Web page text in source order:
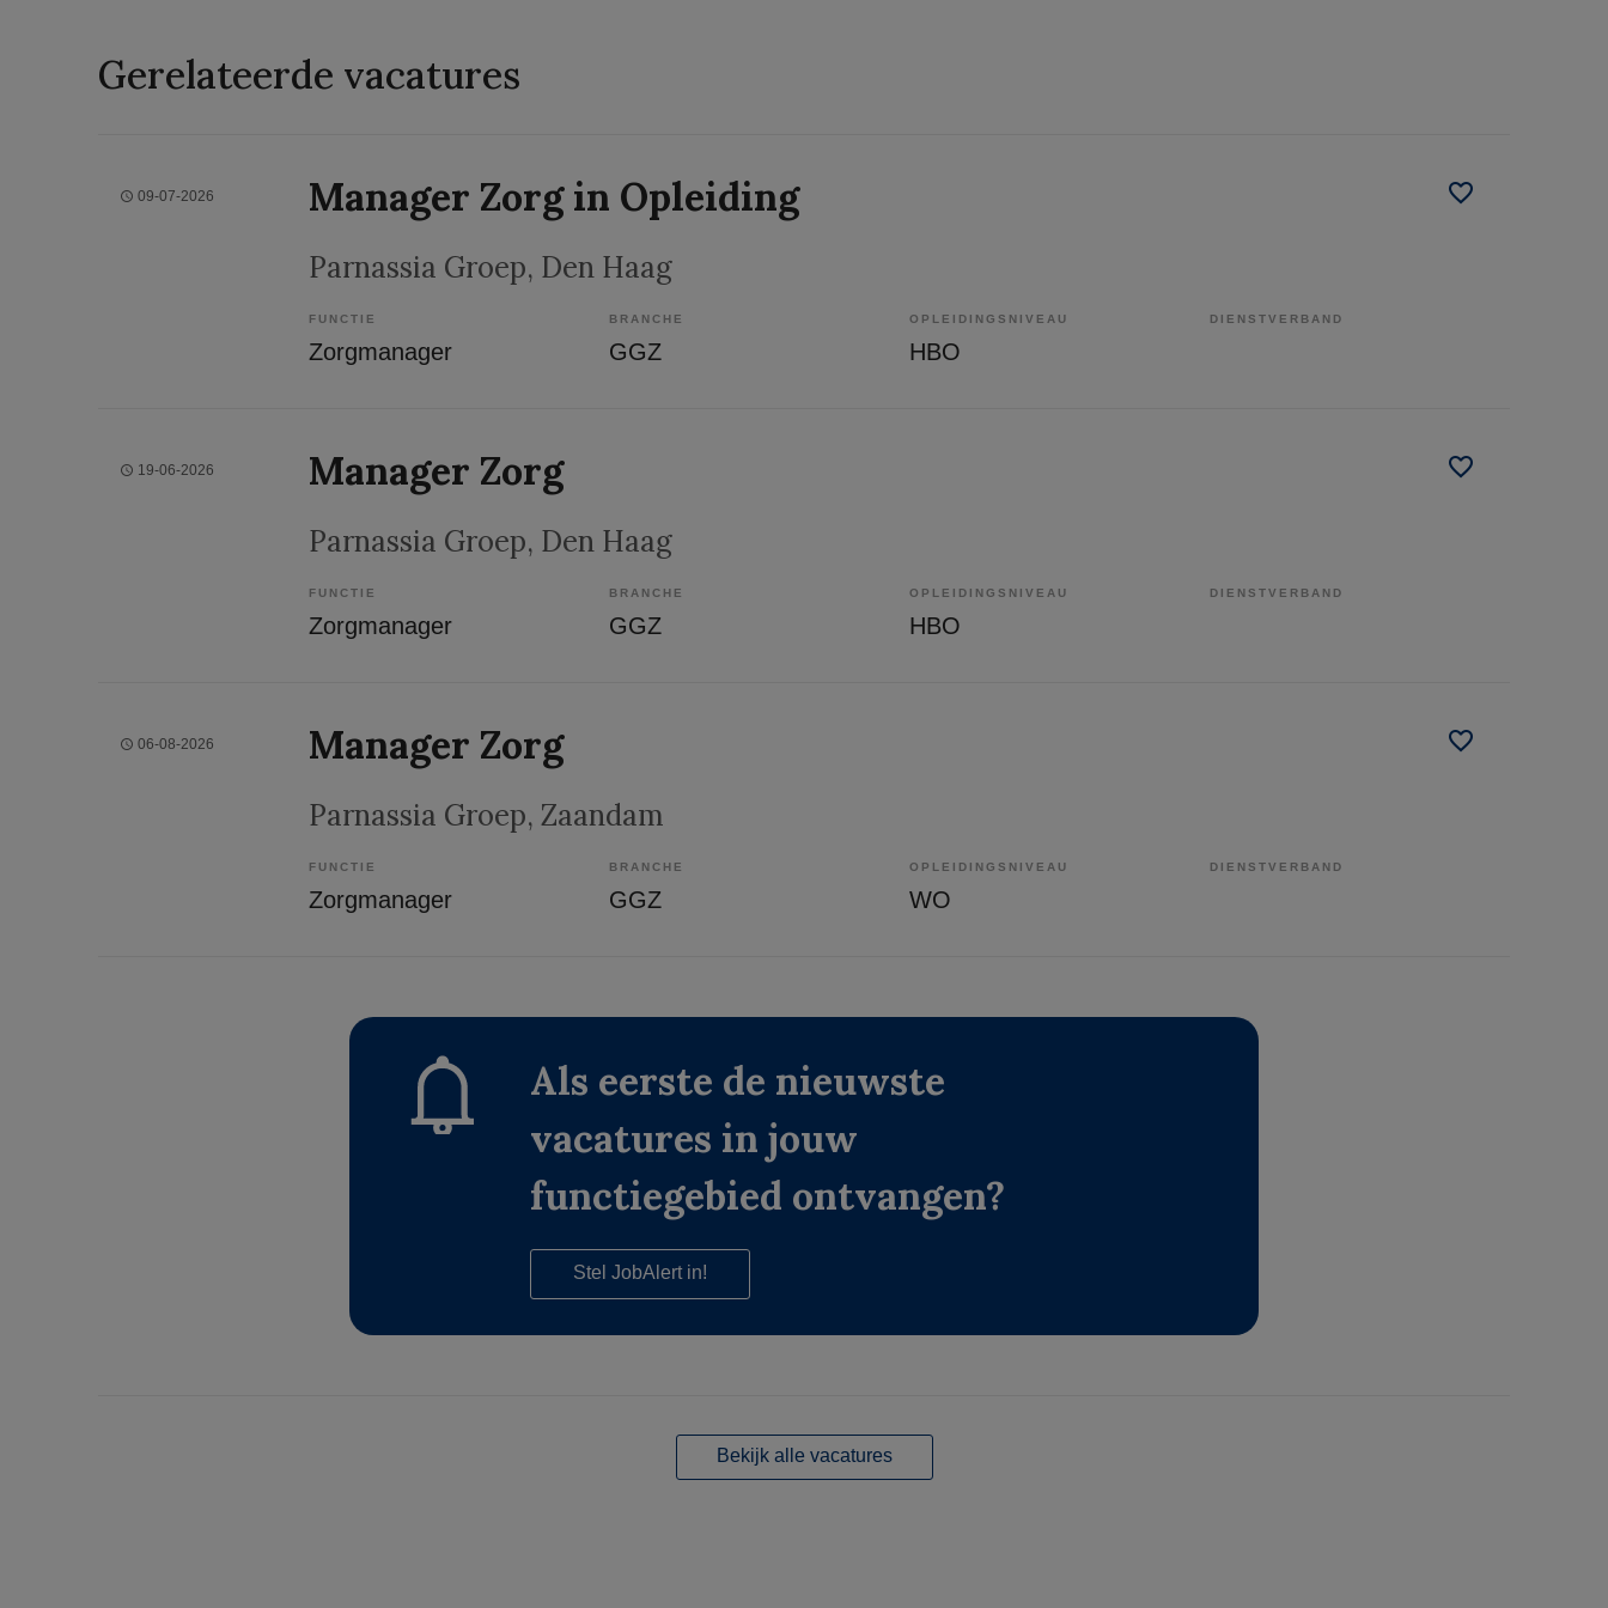
Gerelateerde vacatures
09-07-2026 Manager Zorg in Opleiding
Parnassia Groep, Den Haag
FUNCTIE
Zorgmanager
BRANCHE
GGZ
OPLEIDINGSNIVEAU
HBO
DIENSTVERBAND
19-06-2026 Manager Zorg
Parnassia Groep, Den Haag
FUNCTIE
Zorgmanager
BRANCHE
GGZ
OPLEIDINGSNIVEAU
HBO
DIENSTVERBAND
06-08-2026 Manager Zorg
Parnassia Groep, Zaandam
FUNCTIE
Zorgmanager
BRANCHE
GGZ
OPLEIDINGSNIVEAU
WO
DIENSTVERBAND
Als eerste de nieuwste
vacatures in jouw
functiegebied ontvangen?
Stel JobAlert in!
Bekijk alle vacatures